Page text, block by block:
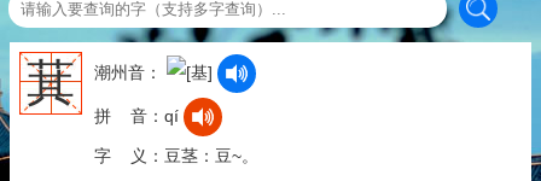
萁 潮州音：
拼 音：qí
字 义：豆茎：豆~。